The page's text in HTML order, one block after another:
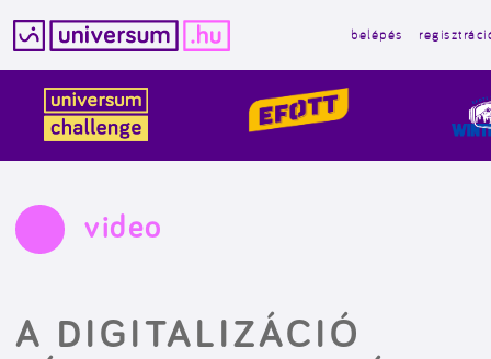
tartalomba
belépés
video
A DIGITALIZÁCIÓ